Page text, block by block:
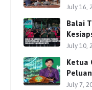
July 16,
Balai
July 10,
Ketua
July 7,